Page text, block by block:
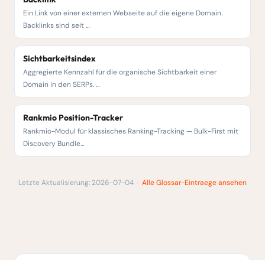
Ein Link von einer externen Webseite auf die eigene Domain.
Backlinks sind seit …
Sichtbarkeitsindex
Aggregierte Kennzahl für die organische Sichtbarkeit einer
Domain in den SERPs. …
Rankmio Position-Tracker
Rankmio-Modul für klassisches Ranking-Tracking — Bulk-First mit
Discovery Bundle…
Letzte Aktualisierung: 2026-07-04 · Alle Glossar-Eintraege ansehen